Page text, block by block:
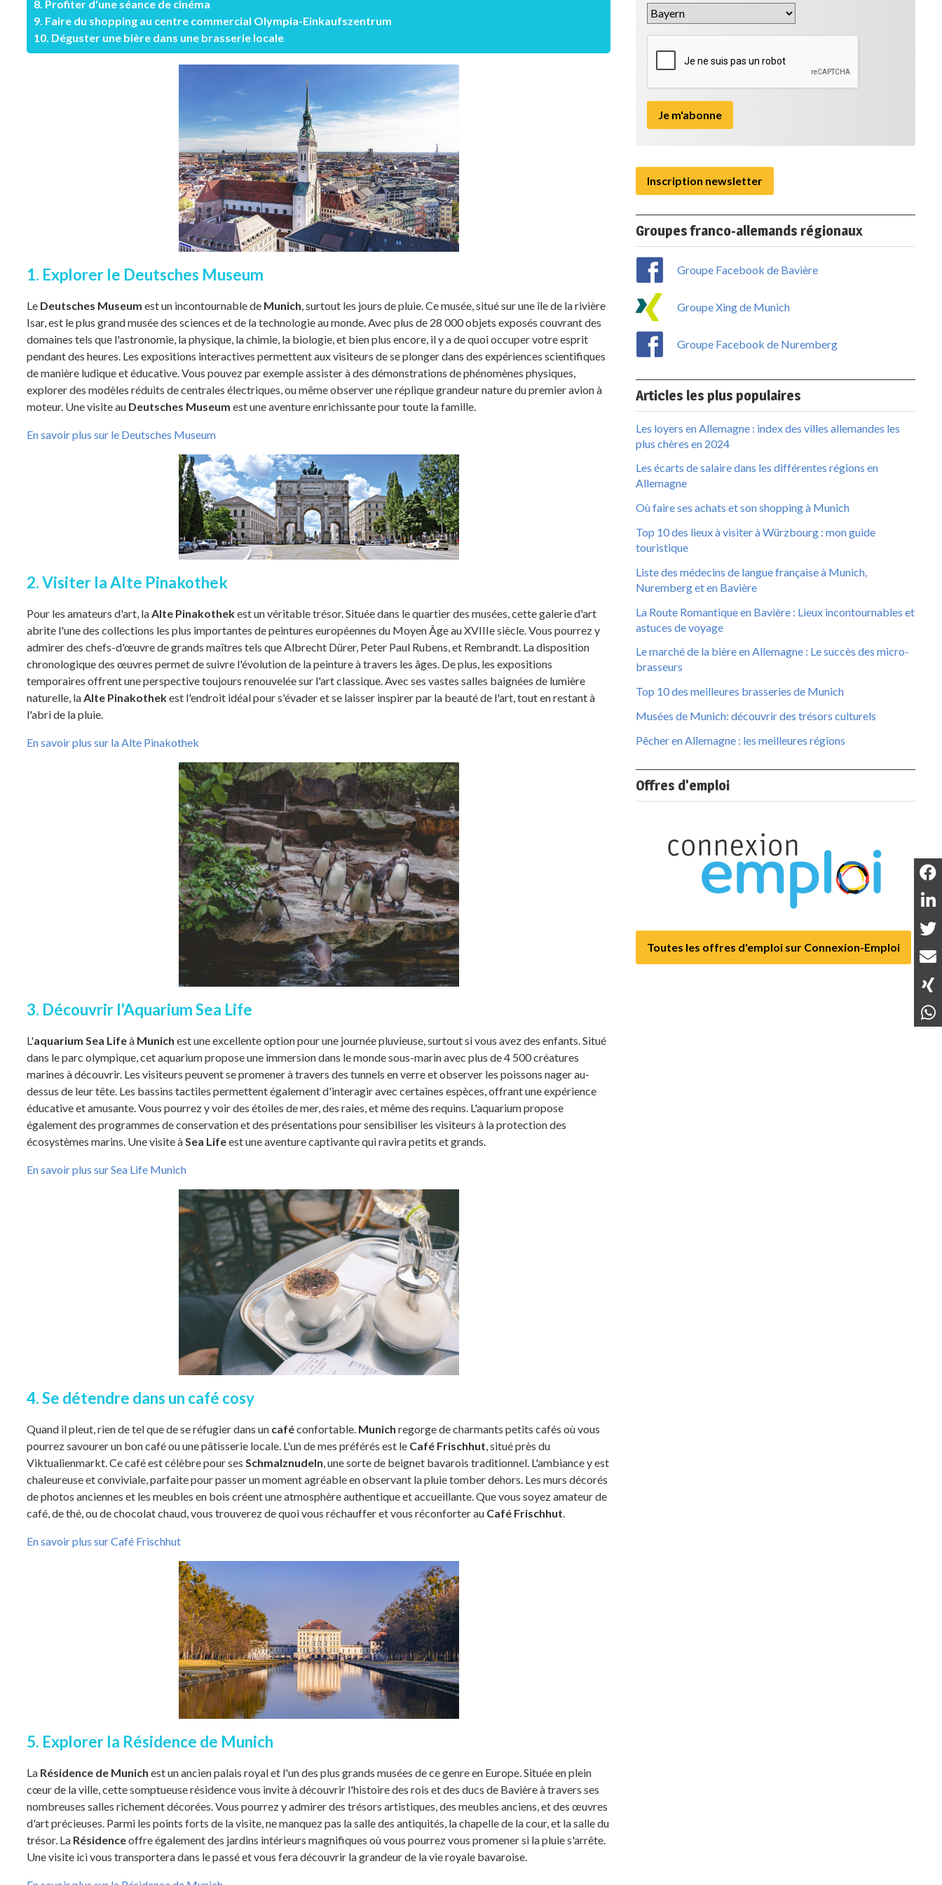
8. Profiter d'une séance de cinéma
9. Faire du shopping au centre commercial Olympia-Einkaufszentrum
10. Déguster une bière dans une brasserie locale
1. Explorer le Deutsches Museum
Le Deutsches Museum est un incontournable de Munich , surtout les jours de pluie. Ce musée, situé sur une île de la rivière
Isar, est le plus grand musée des sciences et de la technologie au monde. Avec plus de 28 000 objets exposés couvrant des
domaines tels que l'astronomie, la physique, la chimie, la biologie, et bien plus encore, il y a de quoi occuper votre esprit
pendant des heures. Les expositions interactives permettent aux visiteurs de se plonger dans des expériences scientifiques
de manière ludique et éducative. Vous pouvez par exemple assister à des démonstrations de phénomènes physiques,
explorer des modèles réduits de centrales électriques, ou même observer une réplique grandeur nature du premier avion à
moteur. Une visite au Deutsches Museum est une aventure enrichissante pour toute la famille.
En savoir plus sur le Deutsches Museum
2. Visiter la Alte Pinakothek
Pour les amateurs d'art, la Alte Pinakothekest un véritable trésor. Située dans le quartier des musées, cette galerie d'art
abrite l'une des collections les plus importantes de peintures européennes du Moyen Âge au XVIIIe siècle. Vous pourrez y
admirer des chefs-d'œuvre de grands maîtres tels que Albrecht Dürer, Peter Paul Rubens, et Rembrandt. La disposition
chronologique des œuvres permet de suivre l'évolution de la peinture à travers les âges. De plus, les expositions
temporaires offrent une perspective toujours renouvelée sur l'art classique. Avec ses vastes salles baignées de lumière
naturelle, la Alte Pinakothekest l'endroit idéal pour s'évader et se laisser inspirer par la beauté de l'art, tout en restant à
l'abri de la pluie.
En savoir plus sur la Alte Pinakothek
3. Découvrir l'Aquarium Sea Life
L'aquarium Sea Lifeà Munich est une excellente option pour une journée pluvieuse, surtout si vous avez des enfants. Situé
dans le parc olympique, cet aquarium propose une immersion dans le monde sous-marin avec plus de 4 500 créatures
marines à découvrir. Les visiteurs peuvent se promener à travers des tunnels en verre et observer les poissons nager au-
dessus de leur tête. Les bassins tactiles permettent également d'interagir avec certaines espèces, offrant une expérience
éducative et amusante. Vous pourrez y voir des étoiles de mer, des raies, et même des requins. L'aquarium propose
également des programmes de conservation et des présentations pour sensibiliser les visiteurs à la protection des
écosystèmes marins. Une visite à Sea Lifeest une aventure captivante qui ravira petits et grands.
En savoir plus sur Sea Life Munich
4. Se détendre dans un café cosy
Quand il pleut, rien de tel que de se réfugier dans un caféconfortable. Munich regorge de charmants petits cafés où vous
pourrez savourer un bon café ou une pâtisserie locale. L'un de mes préférés est le Café Frischhut, situé près du
Viktualienmarkt. Ce café est célèbre pour ses Schmalznudeln, une sorte de beignet bavarois traditionnel. L'ambiance y est
chaleureuse et conviviale, parfaite pour passer un moment agréable en observant la pluie tomber dehors. Les murs décorés
de photos anciennes et les meubles en bois créent une atmosphère authentique et accueillante. Que vous soyez amateur de
café, de thé, ou de chocolat chaud, vous trouverez de quoi vous réchauffer et vous réconforter au Café Frischhut.
En savoir plus sur Café Frischhut
5. Explorer la Résidence de Munich
La Résidence de Munich est un ancien palais royal et l'un des plus grands musées de ce genre en Europe. Située en plein
cœur de la ville, cette somptueuse résidence vous invite à découvrir l'histoire des rois et des ducs de Bavière à travers ses
nombreuses salles richement décorées. Vous pourrez y admirer des trésors artistiques, des meubles anciens, et des œuvres
d'art précieuses. Parmi les points forts de la visite, ne manquez pas la salle des antiquités, la chapelle de la cour, et la salle du
trésor. La Résidenceoffre également des jardins intérieurs magnifiques où vous pourrez vous promener si la pluie s'arrête.
Une visite ici vous transportera dans le passé et vous fera découvrir la grandeur de la vie royale bavaroise.
Inscription newsletter
Groupes franco-allemands régionaux
Groupe Facebook de Bavière
Groupe Xing de Munich
Groupe Facebook de Nuremberg
Articles les plus populaires
Les loyers en Allemagne : index des villes allemandes les
plus chères en 2024
Les écarts de salaire dans les différentes régions en
Allemagne
Où faire ses achats et son shopping à Munich
Top 10 des lieux à visiter à Würzbourg : mon guide
touristique
Liste des médecins de langue française à Munich,
Nuremberg et en Bavière
La Route Romantique en Bavière : Lieux incontournables et
astuces de voyage
Le marché de la bière en Allemagne : Le succès des micro-
brasseurs
Top 10 des meilleures brasseries de Munich
Musées de Munich: découvrir des trésors culturels
Pêcher en Allemagne : les meilleures régions
Offres d'emploi
Toutes les offres d'emploi sur Connexion-Emploi